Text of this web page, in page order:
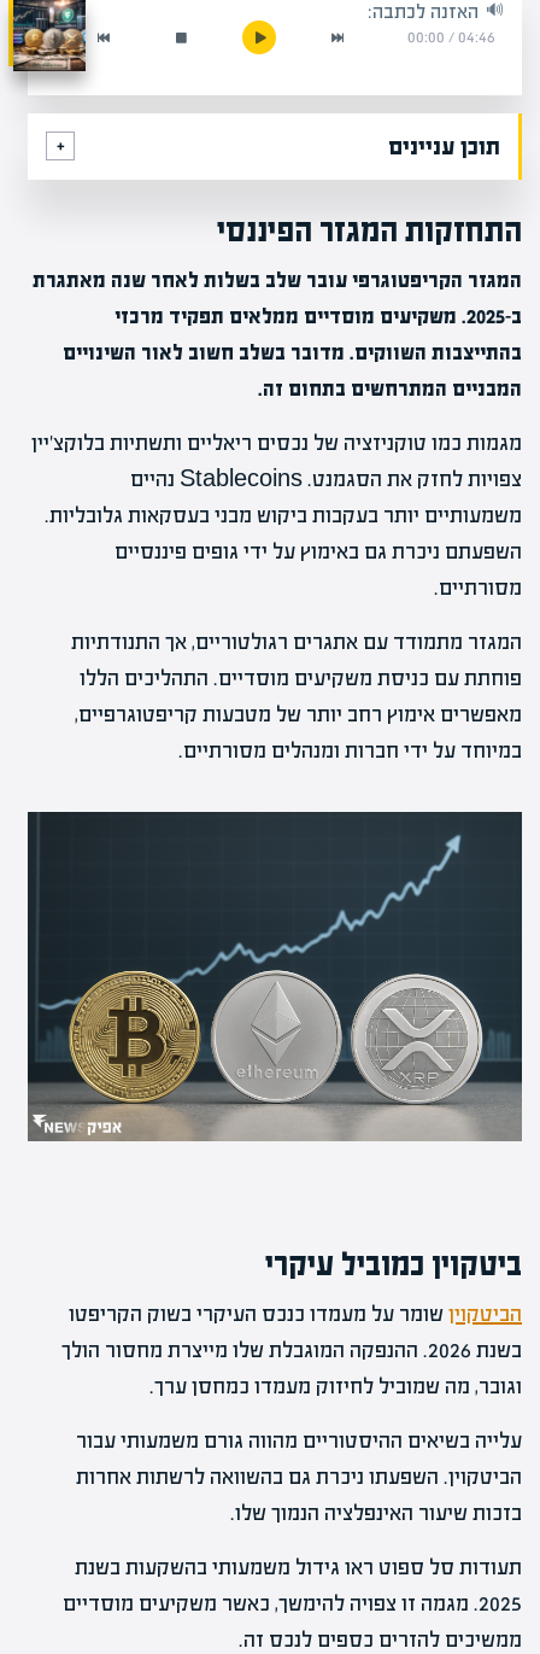
האזנה לכתבה:
04:46
/
00:00
תוכן עניינים
התחזקות המגזר הפיננסי
המגזר הקריפטוגרפי עובר שלב בשלות לאחר שנה מאתגרת
ב-2025. משקיעים מוסדיים ממלאים תפקיד מרכזי
בהתייצבות השווקים. מדובר בשלב חשוב לאור השינויים
המבניים המתרחשים בתחום זה.
מגמות כמו טוקניזציה של נכסים ריאליים ותשתיות בלוקצ’יין
צפויות לחזק את הסגמנט. Stablecoins נהיים
משמעותיים יותר בעקבות ביקוש מבני בעסקאות גלובליות.
השפעתם ניכרת גם באימוץ על ידי גופים פיננסיים
מסורתיים.
המגזר מתמודד עם אתגרים רגולטוריים, אך התנודתיות
פוחתת עם כניסת משקיעים מוסדיים. התהליכים הללו
מאפשרים אימוץ רחב יותר של מטבעות קריפטוגרפיים,
במיוחד על ידי חברות ומנהלים מסורתיים.
ביטקוין כמוביל עיקרי
הביטקויןשומר על מעמדו כנכס העיקרי בשוק הקריפטו
בשנת 2026. ההנפקה המוגבלת שלו מייצרת מחסור הולך
וגובר, מה שמוביל לחיזוק מעמדו כמחסן ערך.
עלייה בשיאים ההיסטוריים מהווה גורם משמעותי עבור
הביטקוין. השפעתו ניכרת גם בהשוואה לרשתות אחרות
בזכות שיעור האינפלציה הנמוך שלו.
תעודות סל ספוט ראו גידול משמעותי בהשקעות בשנת
2025. מגמה זו צפויה להימשך, כאשר משקיעים מוסדיים
ממשיכים להזרים כספים לנכס זה.